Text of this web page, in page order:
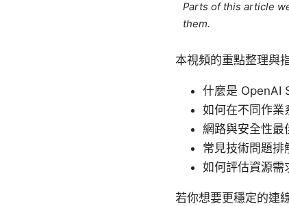
Parts of this article
them.
本視頻的重點整理與
什麼是 OpenAI
如何在不同作業
網路與安全性最
常見技術問題排
如何評估資源需
若你想要更穩定的連